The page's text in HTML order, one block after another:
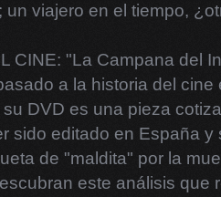
un viajero en el tiempo,
CINE: "La Campana del
a la historia del cine
DVD es una pieza
sido editado en España
de "maldita" por la
este análisis que